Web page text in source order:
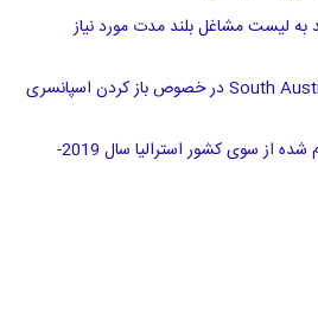
شغل جدید به لیست مشاغل بلند مدت مورد نیاز
اعلامیه رسمی ایاالت South Australia در خصوص باز کردن اسپانسری
تحلیل برنامه مهاجرتی اعلام شده از سوی کشور استرالیا سال 2019-